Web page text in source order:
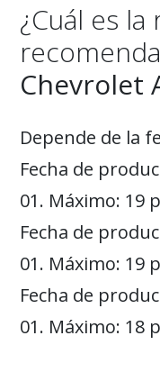
¿Cuál es
Chevrolet
Depende de la
Fecha de
01. Máximo: 19
Fecha de
01. Máximo: 19
Fecha de
01. Máximo: 18